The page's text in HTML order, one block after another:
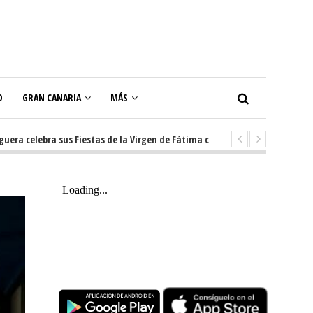
GRAN CANARIA MÁS
sus Fiestas de la Virgen de Fátima con diez días de tradición,